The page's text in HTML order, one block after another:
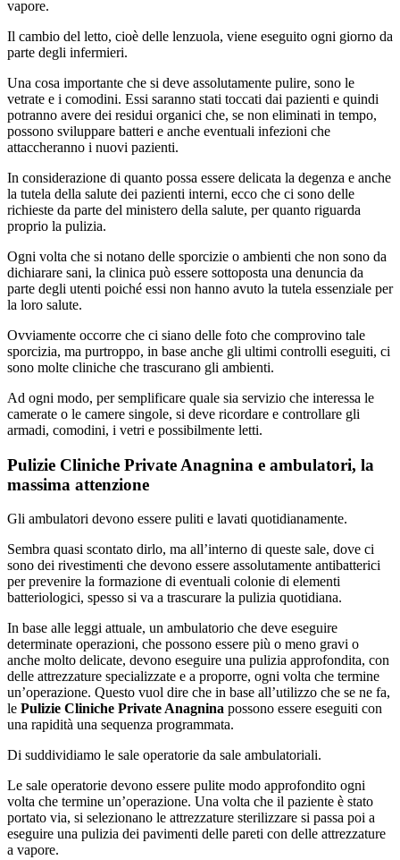
vapore.
Il cambio del letto, cioè delle lenzuola, viene eseguito ogni giorno da
parte degli infermieri.
Una cosa importante che si deve assolutamente pulire, sono le
vetrate e i comodini. Essi saranno stati toccati dai pazienti e quindi
potranno avere dei residui organici che, se non eliminati in tempo,
possono sviluppare batteri e anche eventuali infezioni che
attaccheranno i nuovi pazienti.
In considerazione di quanto possa essere delicata la degenza e anche
la tutela della salute dei pazienti interni, ecco che ci sono delle
richieste da parte del ministero della salute, per quanto riguarda
proprio la pulizia.
Ogni volta che si notano delle sporcizie o ambienti che non sono da
dichiarare sani, la clinica può essere sottoposta una denuncia da
parte degli utenti poiché essi non hanno avuto la tutela essenziale per
la loro salute.
Ovviamente occorre che ci siano delle foto che comprovino tale
sporcizia, ma purtroppo, in base anche gli ultimi controlli eseguiti, ci
sono molte cliniche che trascurano gli ambienti.
Ad ogni modo, per semplificare quale sia servizio che interessa le
camerate o le camere singole, si deve ricordare e controllare gli
armadi, comodini, i vetri e possibilmente letti.
Pulizie Cliniche Private Anagnina e ambulatori, la
massima attenzione
Gli ambulatori devono essere puliti e lavati quotidianamente.
Sembra quasi scontato dirlo, ma all’interno di queste sale, dove ci
sono dei rivestimenti che devono essere assolutamente antibatterici
per prevenire la formazione di eventuali colonie di elementi
batteriologici, spesso si va a trascurare la pulizia quotidiana.
In base alle leggi attuale, un ambulatorio che deve eseguire
determinate operazioni, che possono essere più o meno gravi o
anche molto delicate, devono eseguire una pulizia approfondita, con
delle attrezzature specializzate e a proporre, ogni volta che termine
un’operazione. Questo vuol dire che in base all’utilizzo che se ne fa,
le Pulizie Cliniche Private Anagnina possono essere eseguiti con
una rapidità una sequenza programmata.
Di suddividiamo le sale operatorie da sale ambulatoriali.
Le sale operatorie devono essere pulite modo approfondito ogni
volta che termine un’operazione. Una volta che il paziente è stato
portato via, si selezionano le attrezzature sterilizzare si passa poi a
eseguire una pulizia dei pavimenti delle pareti con delle attrezzature
a vapore.